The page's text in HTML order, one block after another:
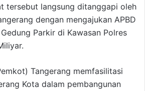
tersebut langsung ditanggapi oleh
dengan mengajukan APBD
Parkir di Kawasan Polres
Tangerang memfasilitasi
Kota dalam pembangunan